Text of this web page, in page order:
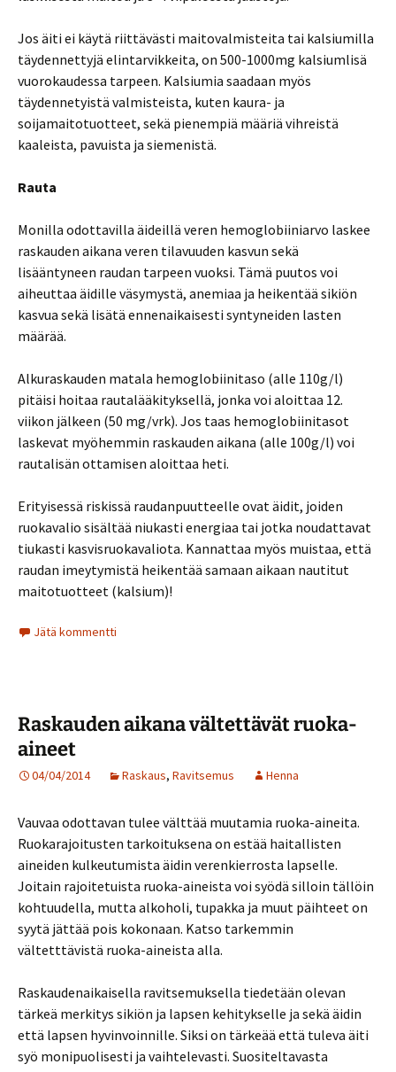
Jos äiti ei käytä riittävästi maitovalmisteita tai kalsiumilla
täydennettyjä elintarvikkeita, on 500-1000mg kalsiumlisä
vuorokaudessa tarpeen. Kalsiumia saadaan myös
täydennetyistä valmisteista, kuten kaura- ja
soijamaitotuotteet, sekä pienempiä määriä vihreistä
kaaleista, pavuista ja siemenistä.
Rauta
Monilla odottavilla äideillä veren hemoglobiiniarvo laskee
raskauden aikana veren tilavuuden kasvun sekä
lisääntyneen raudan tarpeen vuoksi. Tämä puutos voi
aiheuttaa äidille väsymystä, anemiaa ja heikentää sikiön
kasvua sekä lisätä ennenaikaisesti syntyneiden lasten
määrää.
Alkuraskauden matala hemoglobiinitaso (alle 110g/l)
pitäisi hoitaa rautalääkityksellä, jonka voi aloittaa 12.
viikon jälkeen (50 mg/vrk). Jos taas hemoglobiinitasot
laskevat myöhemmin raskauden aikana (alle 100g/l) voi
rautalisän ottamisen aloittaa heti.
Erityisessä riskissä raudanpuutteelle ovat äidit, joiden
ruokavalio sisältää niukasti energiaa tai jotka noudattavat
tiukasti kasvisruokavaliota. Kannattaa myös muistaa, että
raudan imeytymistä heikentää samaan aikaan nautitut
maitotuotteet (kalsium)!
Jätä kommentti
Raskauden aikana vältettävät ruoka-
aineet
04/04/2014 Raskaus, Ravitsemus Henna
Vauvaa odottavan tulee välttää muutamia ruoka-aineita.
Ruokarajoitusten tarkoituksena on estää haitallisten
aineiden kulkeutumista äidin verenkierrosta lapselle.
Joitain rajoitetuista ruoka-aineista voi syödä silloin tällöin
kohtuudella, mutta alkoholi, tupakka ja muut päihteet on
syytä jättää pois kokonaan. Katso tarkemmin
vältetttävistä ruoka-aineista alla.
Raskaudenaikaisella ravitsemuksella tiedetään olevan
tärkeä merkitys sikiön ja lapsen kehitykselle ja sekä äidin
että lapsen hyvinvoinnille. Siksi on tärkeää että tuleva äiti
syö monipuolisesti ja vaihtelevasti. Suositeltavasta